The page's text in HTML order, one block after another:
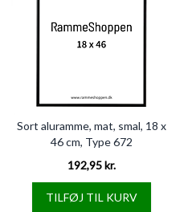
Sort aluramme, mat, smal, 18 x
46 cm, Type 672
192,95 kr.
TILFØJ TIL KURV